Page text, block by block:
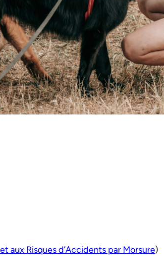
aux Risques d’Accidents par Morsure)